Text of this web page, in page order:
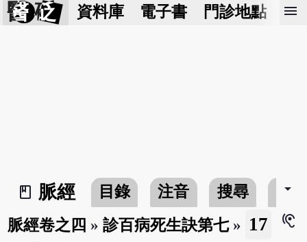
醫 砭 資料庫 電子書 門診地點 預
menu
book_2
脈經 目錄 注音 搜尋 書介
arrow_drop_down
脈經卷之四 »診百病死生訣第七» 17
hearing